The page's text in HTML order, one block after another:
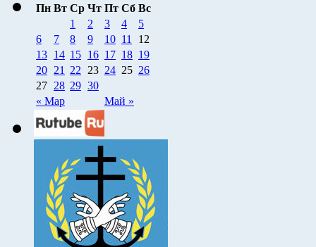
Пн Вт Ср Чт Пт Сб Вс
« Мар Май »
1 2 3 4
5
6
7 8 9 10 11
12
13 14 15 16 17 18 19
20 21 22 23 24 25 26
27 28 29 30